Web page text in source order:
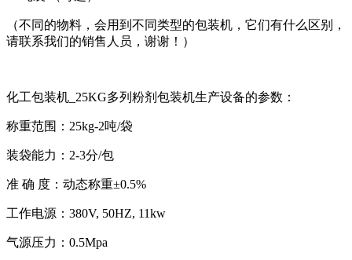
（不同的物料，会用到不同类型的包装机，它们有什么区别，
请联系我们的销售人员，谢谢！）
化工包装机_25KG多列粉剂包装机生产设备的参数：
称重范围：25kg-2吨/袋
装袋能力：2-3分/包
准 确 度：动态称重±0.5%
工作电源：380V, 50HZ, 11kw
气源压力：0.5Mpa